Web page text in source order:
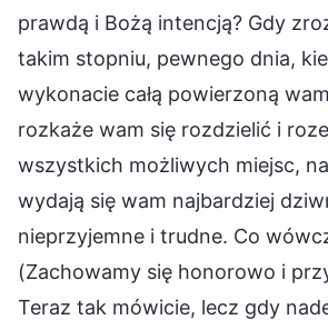
prawdą i Bożą intencją? Gdy
takim stopniu, pewnego dnia,
wykonacie całą powierzoną
rozkaże wam się rozdzielić i
wszystkich możliwych miejsc,
wydają się wam najbardziej
nieprzyjemne i trudne. Co
(Zachowamy się honorowo i
Teraz tak mówicie, lecz gdy